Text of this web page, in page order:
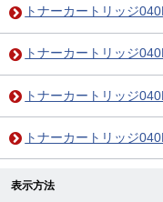
トナーカートリッジ
トナーカートリッジ
トナーカートリッジ
トナーカートリッジ
表示方法